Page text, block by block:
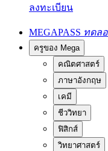
ลงทะเบียน
MEGAPASS ทดล
ครูของ Mega
คณิตศาสตร์
ภาษาอังกฤษ
เคมี
ชีววิทยา
ฟิสิกส์
วิทยาศาสตร์